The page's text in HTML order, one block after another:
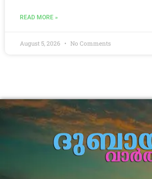
READ MORE »
August 5, 2026 No Comments